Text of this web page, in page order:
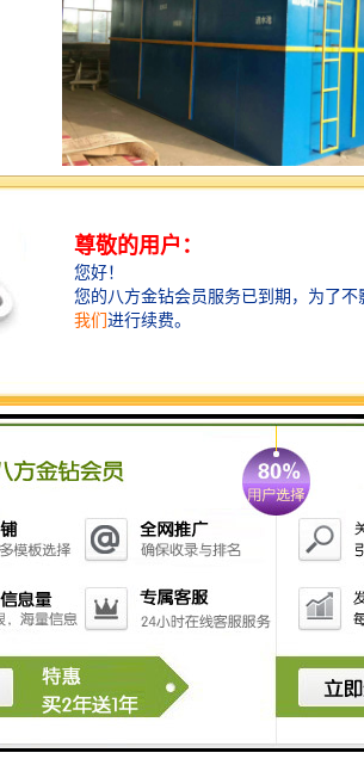
医用小型缓释消毒器是一种用于机构的设
释放消毒剂以保持环境的清洁与卫生。这
有以下特点：
保空气和表面的持续消毒，减少病菌的
2. **小型设计**：体积小巧，便于放置
手术室等不同场所，不占用太多空间。
3. **安全性**：设计上考虑到医用环境的
用的消毒剂应无性、无残留，确保对患
4. **自动化与智能化**：一些产品可能
5. **性**：能有效杀灭多种细菌、病毒
毒的目的。
使用这类设备可以帮助机构改善感染控